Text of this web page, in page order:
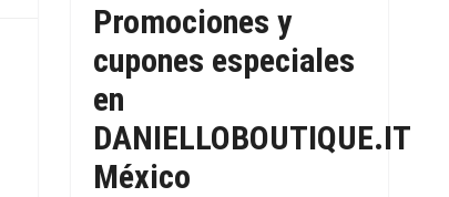
Promociones y
cupones especiales
en
DANIELLOBOUTIQUE.IT
México